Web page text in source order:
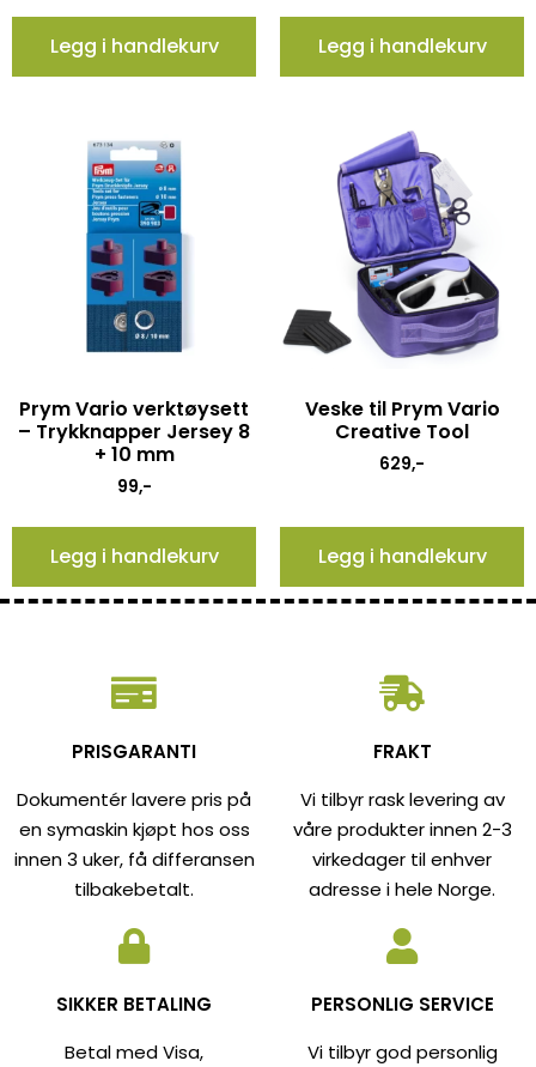
Legg i handlekurv Legg i handlekurv
Prym Vario verktøysett
– Trykknapper Jersey 8
+ 10 mm
99,-
Legg i handlekurv
Veske til Prym Vario
Creative Tool
629,-
Legg i handlekurv
PRISGARANTI
Dokumentér lavere pris på
en symaskin kjøpt hos oss
innen 3 uker, få differansen
tilbakebetalt.
FRAKT
Vi tilbyr rask levering av
våre produkter innen 2-3
virkedager til enhver
adresse i hele Norge.
SIKKER BETALING
Betal med Visa,
PERSONLIG SERVICE
Vi tilbyr god personlig